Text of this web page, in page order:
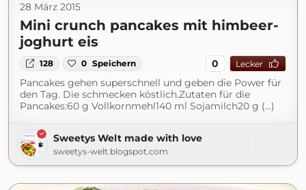
28 März 2015
Mini crunch pancakes mit himbeer-
joghurt eis
128 0 Speichern 0 Lecker
Pancakes gehen superschnell und geben die Power für
den Tag. Die schmecken köstlich.Zutaten für die
Pancakes:60 g Vollkornmehl140 ml Sojamilch20 g (...)
Sweetys Welt made with love
sweetys-welt.blogspot.com